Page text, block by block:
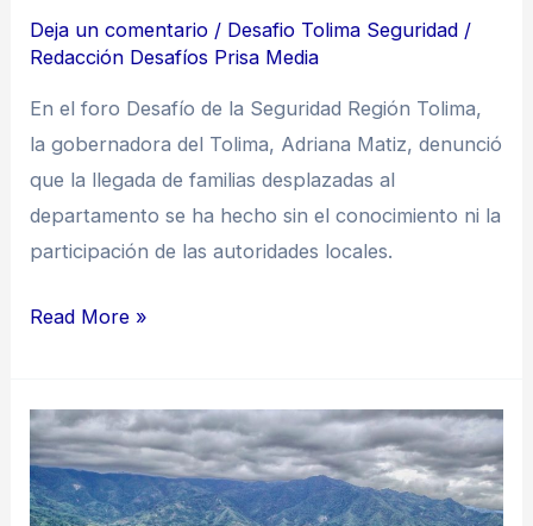
Deja un comentario / Desafio Tolima Seguridad /
Redacción Desafíos Prisa Media
En el foro Desafío de la Seguridad Región Tolima,
la gobernadora del Tolima, Adriana Matiz, denunció
que la llegada de familias desplazadas al
departamento se ha hecho sin el conocimiento ni la
participación de las autoridades locales.
Read More »
Más
allá
del